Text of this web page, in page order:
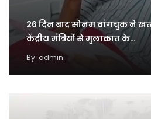
26 दिन बाद सोनम वांगचुक ने
केंद्रीय मंत्रियों से मुलाकात के…
By admin